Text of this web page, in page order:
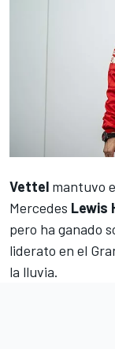
Vettel mantuvo
Mercedes Lewis
pero ha ganado
liderato en el
la lluvia.